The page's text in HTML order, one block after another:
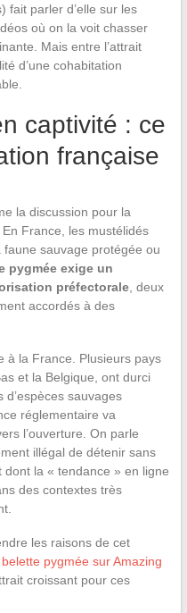
fait parler d’elle sur les
où on la voit chasser
Mais entre l’attrait
d’une cohabitation
captivité : ce
française
la discussion pour la
France, les mustélidés
sauvage protégée ou
pygmée exige un
préfectorale, deux
accordés à des
à la France. Plusieurs pays
et la Belgique, ont durci
sauvages
réglementaire va
l’ouverture. On parle
illégal de détenir sans
la « tendance » en ligne
des contextes très
les raisons de cet
pygmée sur Amazing
croissant pour ces